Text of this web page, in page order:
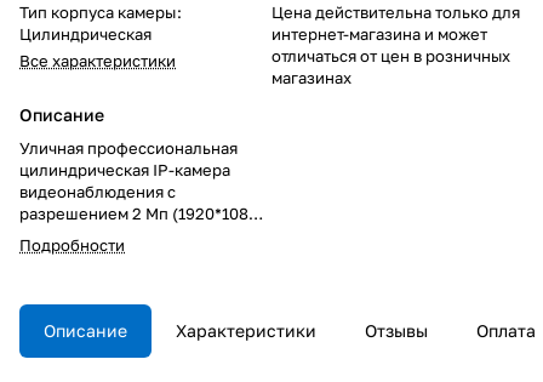
Тип корпуса камеры:
Цилиндрическая
Все характеристики
Описание
Уличная профессиональная
цилиндрическая IP-камера
видеонаблюдения с
разрешением 2 Мп (1920*1080).
Интеллектуальная ИК-
подсветка (Smart IR),
функция "день-ночь".
Разрешение 2Мп (1920*1080),
частота кадров 50 к/c. Камера
Подробности
Цена действительна только для
интернет-магазина и может
отличаться от цен в розничных
магазинах
Описание Характеристики Отзывы Оплата